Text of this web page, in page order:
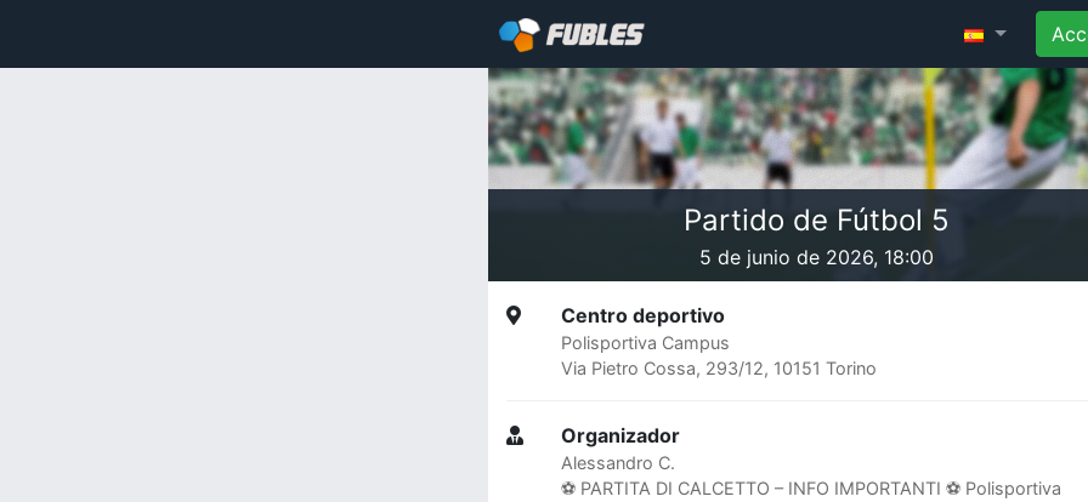
Partido de Fútbol 5
5 de junio de 2026, 18:00
Centro deportivo
Polisportiva Campus
Via Pietro Cossa, 293/12, 10151 Torino
Organizador
Alessandro C.
⚽️ PARTITA DI CALCETTO – INFO IMPORTANTI ⚽️ Polisportiva